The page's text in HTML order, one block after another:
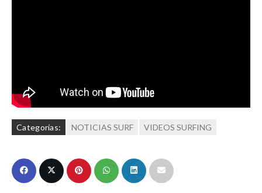
Categorías: NOTICIAS SURF VIDEOS SURFING